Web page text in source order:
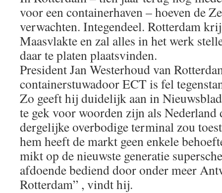
voor een containerhaven – hoeven de
verwachten. Integendeel. Rotterdam
Maasvlakte en zal alles in het werk
daar te platen plaatsvinden.
President Jan Westerhoud van
containerstuwadoor ECT is fel
Zo geeft hij duidelijk aan in
te gek voor woorden zijn als Nederland
dergelijke overbodige terminal zou
hem heeft de markt geen enkele
mikt op de nieuwste generatie
afdoende bediend door onder meer
Rotterdam” , vindt hij.